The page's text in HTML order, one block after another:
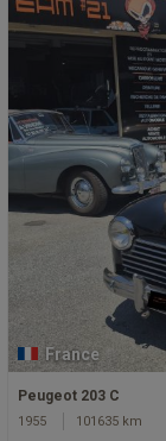
France
Peugeot 203 C
1955 101635 km